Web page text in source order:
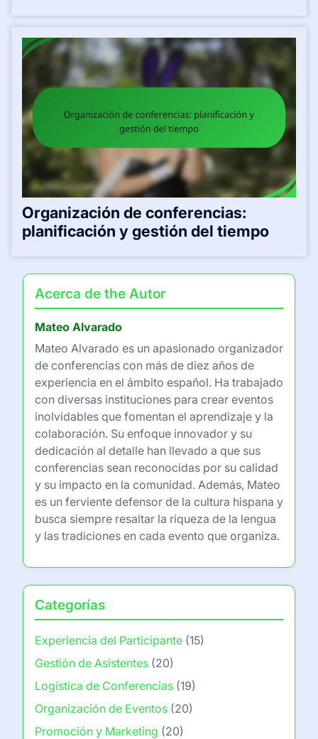
Organización de conferencias:
planificación y gestión del tiempo
Acerca de the Autor
Mateo Alvarado
Mateo Alvarado es un apasionado organizador
de conferencias con más de diez años de
experiencia en el ámbito español. Ha trabajado
con diversas instituciones para crear eventos
inolvidables que fomentan el aprendizaje y la
colaboración. Su enfoque innovador y su
dedicación al detalle han llevado a que sus
conferencias sean reconocidas por su calidad
y su impacto en la comunidad. Además, Mateo
es un ferviente defensor de la cultura hispana y
busca siempre resaltar la riqueza de la lengua
y las tradiciones en cada evento que organiza.
Categorías
Experiencia del Participante (15)
Gestión de Asistentes (20)
Logística de Conferencias (19)
Organización de Eventos (20)
Promoción y Marketing (20)